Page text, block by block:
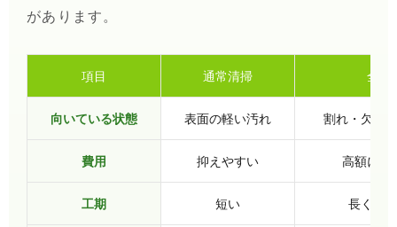
があります。
項目 通常清掃 全面
向いている状態 表面の軽い汚れ 割れ・欠け
費用 抑えやすい 高額にな
工期 短い 長くな